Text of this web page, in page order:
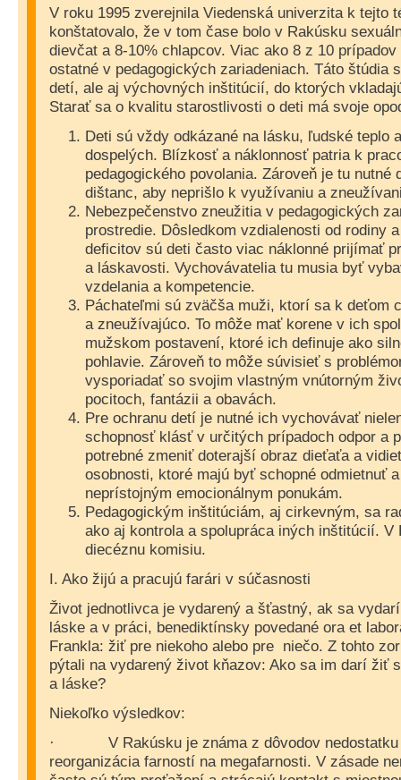
V roku 1995 zverejnila Viedenská univerzita k tejto
konštatovalo, že v tom čase bolo v Rakúsku
dievčat a 8-10% chlapcov. Viac ako 8 z 10
ostatné v pedagogických zariadeniach. Táto štúdia
detí, ale aj výchovných inštitúcií, do ktorých
Starať sa o kvalitu starostlivosti o deti má svoje
Deti sú vždy odkázané na lásku, ľudské teplo
dospelých. Blízkosť a náklonnosť patria k
pedagogického povolania. Zároveň je tu nutné
dištanc, aby neprišlo k využívaniu a
Nebezpečenstvo zneužitia v pedagogických
prostredie. Dôsledkom vzdialenosti od rodiny
deficitov sú deti často viac náklonné prijímať
a láskavosti. Vychovávatelia tu musia byť
vzdelania a kompetencie.
Páchateľmi sú zväčša muži, ktorí sa k deťom
a zneužívajúco. To môže mať korene v ich
mužskom postavení, ktoré ich definuje ako
pohlavie. Zároveň to môže súvisieť s
vysporiadať so svojim vlastným vnútorným
pocitoch, fantázii a obavách.
Pre ochranu detí je nutné ich vychovávať
schopnosť klásť v určitých prípadoch odpor a
potrebné zmeniť doterajší obraz dieťaťa a
osobnosti, ktoré majú byť schopné odmietnuť
neprístojným emocionálnym ponukám.
Pedagogickým inštitúciám, aj cirkevným, sa
ako aj kontrola a spolupráca iných inštitúcií. V
diecéznu komisiu.
I. Ako žijú a pracujú farári v súčasnosti
Život jednotlivca je vydarený a šťastný, ak sa
láske a v práci, benediktínsky povedané ora et
Frankla: žiť pre niekoho alebo pre niečo. Z tohto
pýtali na vydarený život kňazov: Ako sa im darí žiť
a láske?
Niekoľko výsledkov:
·
V Rakúsku je známa z dôvodov
reorganizácia farností na megafarnosti. V zásade